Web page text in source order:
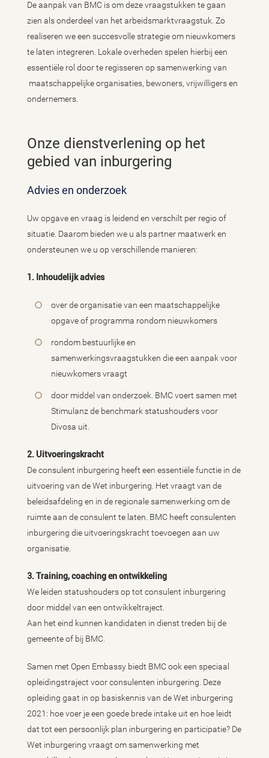
De aanpak van BMC is om deze vraagstukken te gaan
zien als onderdeel van het arbeidsmarktvraagstuk. Zo
realiseren we een succesvolle strategie om nieuwkomers
te laten integreren. Lokale overheden spelen hierbij een
essentiële rol door te regisseren op samenwerking van
maatschappelijke organisaties, bewoners, vrijwilligers en
ondernemers.
Onze dienstverlening op het
gebied van inburgering
Advies en onderzoek
Uw opgave en vraag is leidend en verschilt per regio of
situatie. Daarom bieden we u als partner maatwerk en
ondersteunen we u op verschillende manieren:
1. Inhoudelijk advies
over de organisatie van een maatschappelijke
opgave of programma rondom nieuwkomers
rondom bestuurlijke en
samenwerkingsvraagstukken die een aanpak voor
nieuwkomers vraagt
door middel van onderzoek. BMC voert samen met
Stimulanz de benchmark statushouders voor
Divosa uit.
2. Uitvoeringskracht
De consulent inburgering heeft een essentiële functie in de
uitvoering van de Wet inburgering. Het vraagt van de
beleidsafdeling en in de regionale samenwerking om de
ruimte aan de consulent te laten. BMC heeft consulenten
inburgering die uitvoeringskracht toevoegen aan uw
organisatie.
3. Training, coaching en ontwikkeling
We leiden statushouders op tot consulent inburgering
door middel van een ontwikkeltraject.
Aan het eind kunnen kandidaten in dienst treden bij de
gemeente of bij BMC.
Samen met Open Embassy biedt BMC ook een speciaal
opleidingstraject voor consulenten inburgering. Deze
opleiding gaat in op basiskennis van de Wet inburgering
2021: hoe voer je een goede brede intake uit en hoe leidt
dat tot een persoonlijk plan inburgering en participatie? De
Wet inburgering vraagt om samenwerking met